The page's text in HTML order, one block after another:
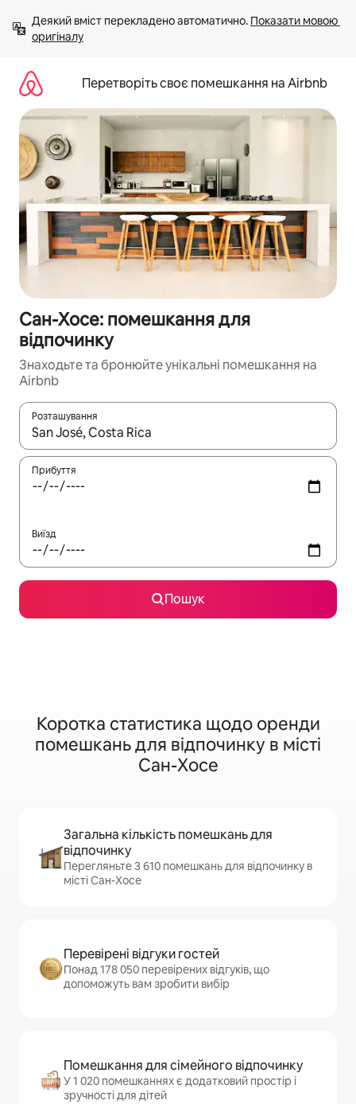
вмісту
Деякий вміст перекладено автоматично. Показати мовою
оригіналу
Перетворіть своє помешкання на Airbnb
Сан-Хосе: помешкання для
відпочинку
Знаходьте та бронюйте унікальні помешкання на
Airbnb
Розташування
Отримавши результати пошуку, використовуйте для
Прибуття
Виїзд
Пошук
Коротка статистика щодо оренди
помешкань для відпочинку в місті
Сан-Хосе
Загальна кількість помешкань для
відпочинку
Перегляньте 3 610 помешкань для відпочинку в
місті Сан-Хосе
Перевірені відгуки гостей
Понад 178 050 перевірених відгуків, що
допоможуть вам зробити вибір
Помешкання для сімейного відпочинку
У 1 020 помешканнях є додатковий простір і
зручності для дітей